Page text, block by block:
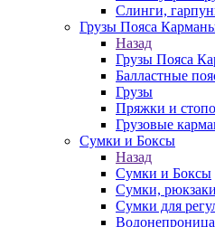
Слинги,
Грузы Пояса
Назад
Грузы Пояса
Балластные
Грузы
Пряжки и
Грузовые
Сумки и Боксы
Назад
Сумки и Боксы
Сумки,
Сумки для